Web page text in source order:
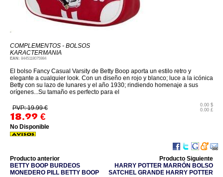
COMPLEMENTOS - BOLSOS
KARACTERMANIA
EAN: 8445118075984
El bolso Fancy Casual Varsity de Betty Boop aporta un estilo retro y
elegante a cualquier look. Con un diseño en rojo y blanco; luce a la icónica
Betty con su lazo de lunares y el año 1930; rindiendo homenaje a sus
orígenes...Su tamaño es perfecto para el
PVP: 19.99 €
18.99 €
0.00 $
0.00 £
No Disponible
Producto anterior
BETTY BOOP BURDEOS
MONEDERO PILL BETTY BOOP
Producto Siguiente
HARRY POTTER MARRÓN BOLSO
SATCHEL GRANDE HARRY POTTER